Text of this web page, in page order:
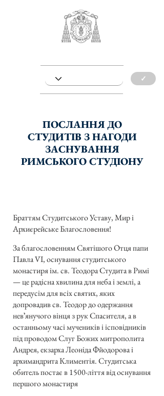
✓
ПОСЛАННЯ ДО
СТУДИТІВ З НАГОДИ
ЗАСНУВАННЯ
РИМСЬКОГО СТУДІОНУ
Браттям Студитського Уставу, Мир і
Архиєрейське Благословення!
За благословенням Святішого Отця папи
Павла VI, оснування студитського
монастиря ім. св. Теодора Студита в Римі
— це радісна хвилина для неба і землі, а
передусім для всіх святих, яких
допровадив св. Теодор до одержання
невʼянучого вінця з рук Спасителя, а в
останньому часі мучеників і ісповідників
під проводом Слуг Божих митрополита
Андрея, екзарха Леоніда Фйодорова і
архимандрита Климентія. Студитська
обитель постає в 1500-ліття від оснування
першого монастиря